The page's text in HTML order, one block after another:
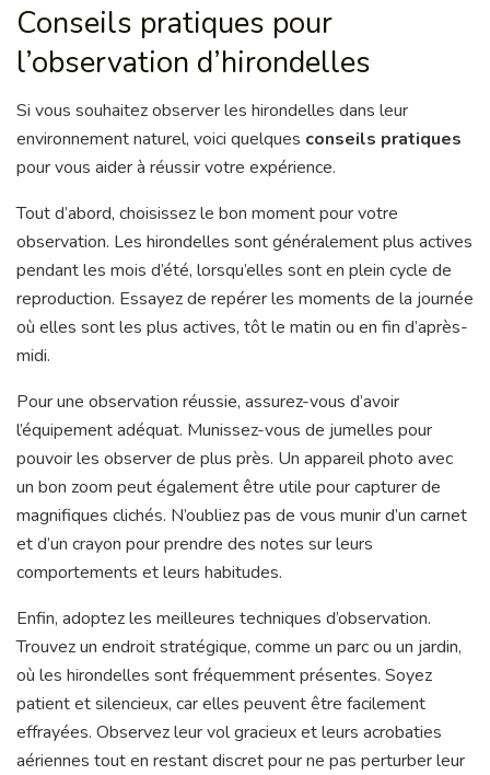
Conseils pratiques pour
l’observation d’hirondelles
Si vous souhaitez observer les hirondelles dans leur
environnement naturel, voici quelques conseils pratiques
pour vous aider à réussir votre expérience.
Tout d’abord, choisissez le bon moment pour votre
observation. Les hirondelles sont généralement plus actives
pendant les mois d’été, lorsqu’elles sont en plein cycle de
reproduction. Essayez de repérer les moments de la journée
où elles sont les plus actives, tôt le matin ou en fin d’après-
midi.
Pour une observation réussie, assurez-vous d’avoir
l’équipement adéquat. Munissez-vous de jumelles pour
pouvoir les observer de plus près. Un appareil photo avec
un bon zoom peut également être utile pour capturer de
magnifiques clichés. N’oubliez pas de vous munir d’un carnet
et d’un crayon pour prendre des notes sur leurs
comportements et leurs habitudes.
Enfin, adoptez les meilleures techniques d’observation.
Trouvez un endroit stratégique, comme un parc ou un jardin,
où les hirondelles sont fréquemment présentes. Soyez
patient et silencieux, car elles peuvent être facilement
effrayées. Observez leur vol gracieux et leurs acrobaties
aériennes tout en restant discret pour ne pas perturber leur